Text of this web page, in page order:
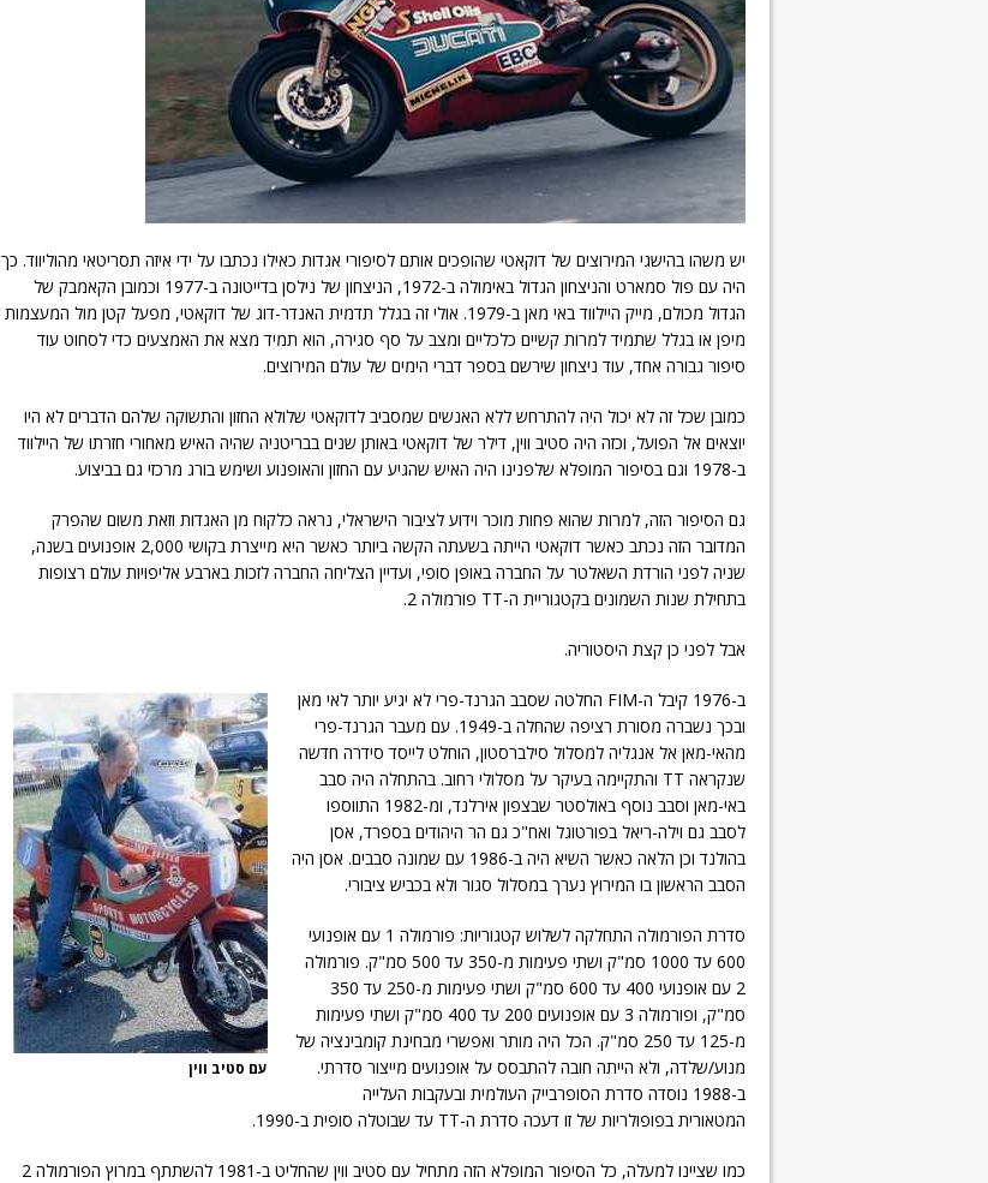
יש משהו בהישגי המירוצים של דוקאטי שהופכים אותם לסיפורי אגדות כאילו נכתבו על ידי איזה תסריטאי מהוליווד. כך
היה עם פול סמארט והניצחון הגדול באימולה ב-1972, הניצחון של נילסן בדייטונה ב-1977 וכמובן הקאמבק של
הגדול מכולם, מייק היילווד באי מאן ב-1979. אולי זה בגלל תדמית האנדר-דוג של דוקאטי, מפעל קטן מול המעצמות
מיפן או בגלל שתמיד למרות קשיים כלכליים ומצב על סף סגירה, הוא תמיד מצא את האמצעים כדי לסחוט עוד
סיפור גבורה אחד, עוד ניצחון שירשם בספר דברי הימים של עולם המירוצים.
כמובן שכל זה לא יכול היה להתרחש ללא האנשים שמסביב לדוקאטי שלולא החזון והתשוקה שלהם הדברים לא היו
יוצאים אל הפועל, וכזה היה סטיב ווין, דילר של דוקאטי באותן שנים בבריטניה שהיה האיש מאחורי חזרתו של היילווד
ב-1978 וגם בסיפור המופלא שלפנינו היה האיש שהגיע עם החזון והאופנוע ושימש בורג מרכזי גם בביצוע.
גם הסיפור הזה, למרות שהוא פחות מוכר וידוע לציבור הישראלי, נראה כלקוח מן האגדות וזאת משום שהפרק
המדובר הזה נכתב כאשר דוקאטי הייתה בשעתה הקשה ביותר כאשר היא מייצרת בקושי 2,000 אופנועים בשנה,
שניה לפני הורדת השאלטר על החברה באופן סופי, ועדיין הצליחה החברה לזכות בארבע אליפויות עולם רצופות
בתחילת שנות השמונים בקטגוריית ה-TT פורמולה 2.
אבל לפני כן קצת היסטוריה.
עם סטיב ווין
ב-1976 קיבל ה-FIM החלטה שסבב הגרנד-פרי לא יגיע יותר לאי מאן
ובכך נשברה מסורת רציפה שהחלה ב-1949. עם מעבר הגרנד-פרי
מהאי-מאן אל אנגליה למסלול סילברסטון, הוחלט לייסד סידרה חדשה
שנקראה TT והתקיימה בעיקר על מסלולי רחוב. בהתחלה היה סבב
באי-מאן וסבב נוסף באולסטר שבצפון אירלנד, ומ-1982 התווספו
לסבב גם וילה-ריאל בפורטוגל ואח"כ גם הר היהודים בספרד, אסן
בהולנד וכן הלאה כאשר השיא היה ב-1986 עם שמונה סבבים. אסן היה
הסבב הראשון בו המירוץ נערך במסלול סגור ולא בכביש ציבורי.
סדרת הפורמולה התחלקה לשלוש קטגוריות: פורמולה 1 עם אופנועי
600 עד 1000 סמ"ק ושתי פעימות מ-350 עד 500 סמ"ק. פורמולה
2 עם אופנועי 400 עד 600 סמ"ק ושתי פעימות מ-250 עד 350
סמ"ק, ופורמולה 3 עם אופנועים 200 עד 400 סמ"ק ושתי פעימות
מ-125 עד 250 סמ"ק. הכל היה מותר ואפשרי מבחינת קומבינציה של
מנוע/שלדה, ולא הייתה חובה להתבסס על אופנועים מייצור סדרתי.
ב-1988 נוסדה סדרת הסופרבייק העולמית ובעקבות העלייה
המטאורית בפופולריות של זו דעכה סדרת ה-TT עד שבוטלה סופית ב-1990.
כמו שציינו למעלה, כל הסיפור המופלא הזה מתחיל עם סטיב ווין שהחליט ב-1981 להשתתף במרוץ הפורמולה 2